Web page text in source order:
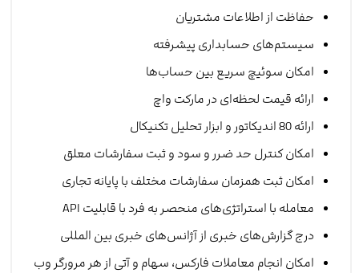
حفاظت از اطلاعات مشتریان
سیستم‌های حسابداری پیشرفته
امکان سوئیچ سریع بین حساب‌ها
ارائه قیمت لحظه‌ای در مارکت واچ
ارائه 80 اندیکاتور و ابزار تحلیل تکنیکال
امکان کنترل حد ضرر و سود و ثبت سفارشات معلق
امکان ثبت همزمان سفارشات مختلف با پایانه تجاری
معامله با استراتژی‌های منحصر به فرد با قابلیت API
درج گزارش‌های خبری از آژانس‌های خبری بین المللی
امکان انجام معاملات فارکس، سهام و آتی از هر مرورگر وب